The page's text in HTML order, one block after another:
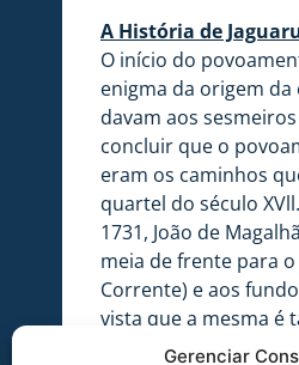
Gerenciar
A História de
O início do
enigma da origem da
davam aos
concluir que o
eram os caminhos
quartel do século
1731, João de
meia de frente para
Corrente) e aos
vista que a mesma é
Laguna.